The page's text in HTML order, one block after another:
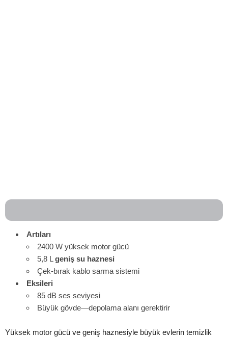
Artıları
2400 W yüksek motor gücü
5,8 L geniş su haznesi
Çek-bırak kablo sarma sistemi
Eksileri
85 dB ses seviyesi
Büyük gövde—depolama alanı gerektirir
Yüksek motor gücü ve geniş haznesiyle büyük evlerin temizlik